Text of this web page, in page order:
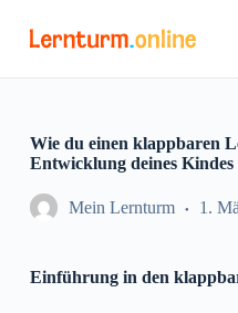
u
I
n
Wie du einen klappbaren
Entwicklung deines
Mein Lernturm 1.
Einführung in den